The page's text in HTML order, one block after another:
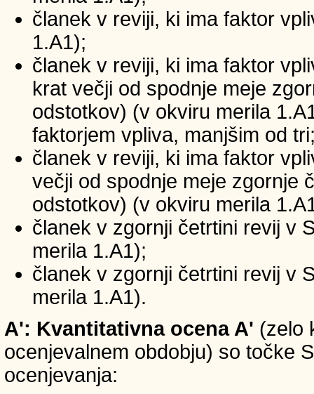
članek v reviji, ki ima faktor
1.A1);
članek v reviji, ki ima faktor
krat večji od spodnje meje
odstotkov) (v okviru merila
faktorjem vpliva, manjšim od
članek v reviji, ki ima faktor
večji od spodnje meje zgornje
odstotkov) (v okviru merila
članek v zgornji četrtini revij v
merila 1.A1);
članek v zgornji četrtini revij v
merila 1.A1).
A': Kvantitativna ocena A' (zelo
ocenjevalnem obdobju) so točke
ocenjevanja: